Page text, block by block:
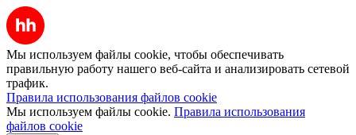
Мы используем файлы cookie, чтобы обеспечивать
правильную работу нашего веб-сайта и анализировать сетевой
трафик.
Правила использования файлов cookie
Мы используем файлы cookie. Правила использования
файлов cookie